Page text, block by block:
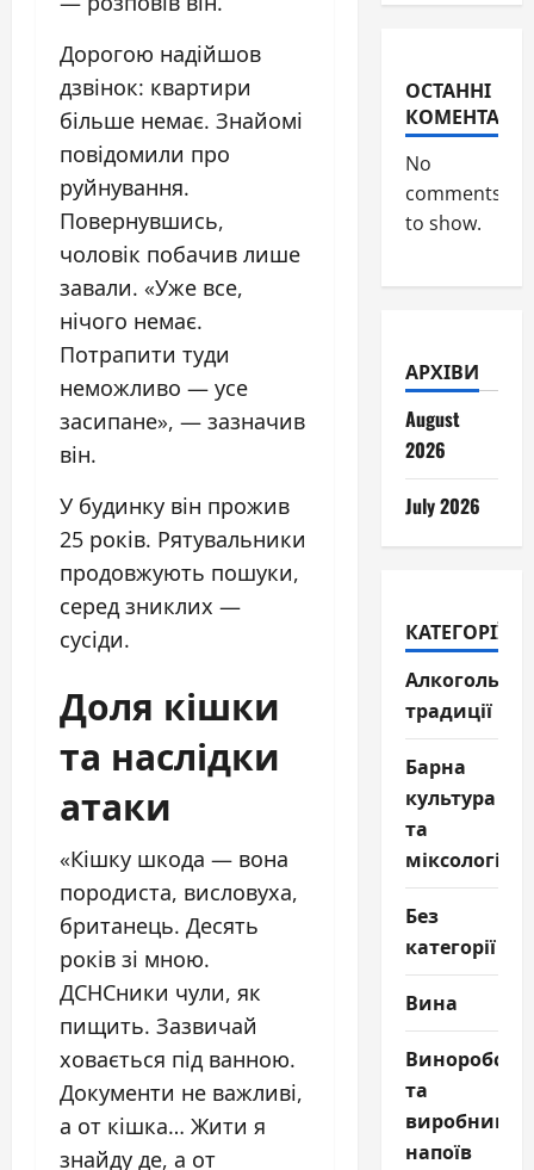
Дорогою надійшов
дзвінок: квартири
більше немає. Знайомі
повідомили про
руйнування.
Повернувшись,
чоловік побачив лише
завали. «Уже все,
нічого немає.
Потрапити туди
неможливо — усе
засипане», — зазначив
він.
У будинку він прожив
25 років. Рятувальники
продовжують пошуки,
серед зниклих —
сусіди.
Доля кішки
та наслідки
атаки
«Кішку шкода — вона
породиста, висловуха,
британець. Десять
років зі мною.
ДСНСники чули, як
пищить. Зазвичай
ховається під ванною.
Документи не важливі,
а от кішка… Жити я
знайду де, а от
ОСТАННІ
КОМЕНТАРІ
No
comments
to show.
АРХІВИ
August
2026
July 2026
КАТЕГОРІЇ
Алкогольні
традиції
Барна
культура
та
міксологія
Без
категорії
Вина
та
напоїв